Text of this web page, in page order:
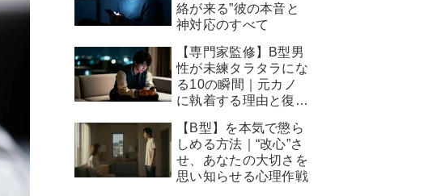
絡が来る”彼の本音と
神対応のすべて
【専門家監修】B型男
性が未練タラタラにな
る10の瞬間｜元カノ
に執着する理由と復縁
【B型】を本気で懲ら
しめる方法｜“改心”さ
せ、あなたの大切さを
思い知らせる心理作戦